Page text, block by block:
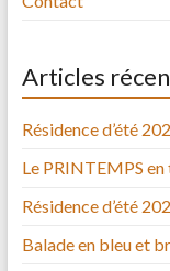
Articles
Résidence d’été
Le PRINTEMPS
Résidence d’été
Balade en bleu et